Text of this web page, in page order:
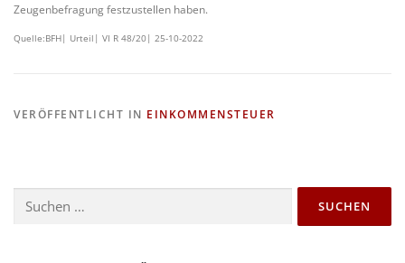
Zeugenbefragung festzustellen haben.
Quelle:BFH| Urteil| VI R 48/20| 25-10-2022
VERÖFFENTLICHT IN EINKOMMENSTEUER